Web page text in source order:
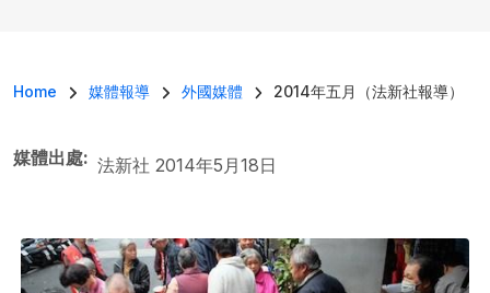
導航連結
Home 媒體報導 外國媒體 2014年五月（法新社報導）
媒體出處 法新社 2014年5月18日